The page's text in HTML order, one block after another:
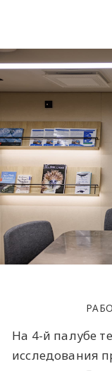
На 4-й палубе
исследования